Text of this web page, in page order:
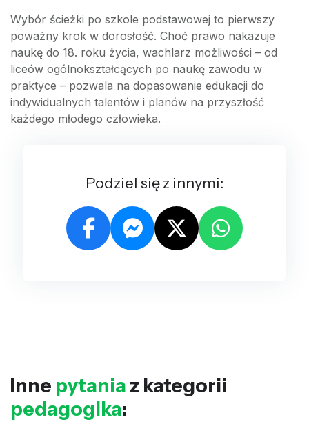
Wybór ścieżki po szkole podstawowej to pierwszy
poważny krok w dorosłość. Choć prawo nakazuje
naukę do 18. roku życia, wachlarz możliwości – od
liceów ogólnokształcących po naukę zawodu w
praktyce – pozwala na dopasowanie edukacji do
indywidualnych talentów i planów na przyszłość
każdego młodego człowieka.
Podziel się z innymi:
Inne pytania z kategorii
pedagogika: